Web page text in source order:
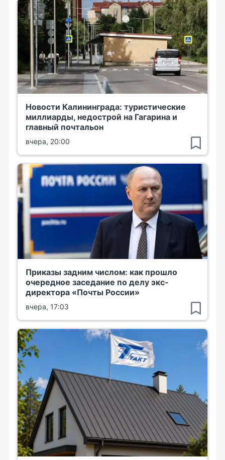
Новости Калининграда: туристические
миллиарды, недострой на Гагарина и
главный почтальон
вчера, 20:00
Приказы задним числом: как прошло
очередное заседание по делу экс-
директора «Почты России»
вчера, 17:03